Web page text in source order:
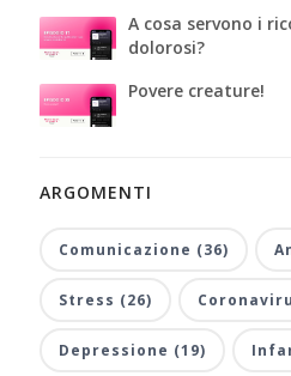
A cosa servono i
dolorosi?
Povere creature!
ARGOMENTI
Comunicazione (36)
Stress (26)
Depressione (19)